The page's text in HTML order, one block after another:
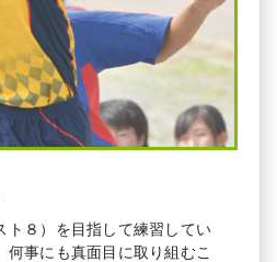
ト８）を目指して練習してい
何事にも真面目に取り組むこ